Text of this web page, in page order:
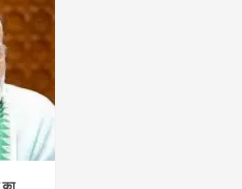
का